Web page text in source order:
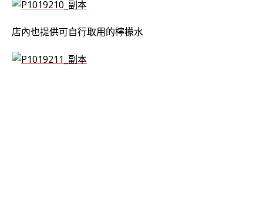
店內也提供可自行取用的檸檬水